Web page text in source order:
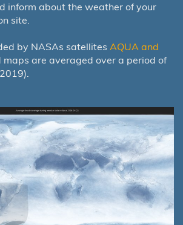
inform about the weather of your
site.
by NASAs satellites AQUA and
maps are averaged over a period of